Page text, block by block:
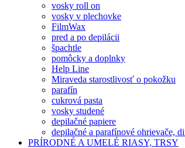
vosky roll on
vosky v plechovke
FilmWax
pred a po depilácii
špachtle
pomôcky a doplnky
Help Line
Miraveda starostlivosť o pokožku
parafín
cukrová pasta
vosky studené
depilačné papiere
depilačné a parafínové ohrievače,
PRÍRODNÉ A UMELÉ RIASY, TRSY